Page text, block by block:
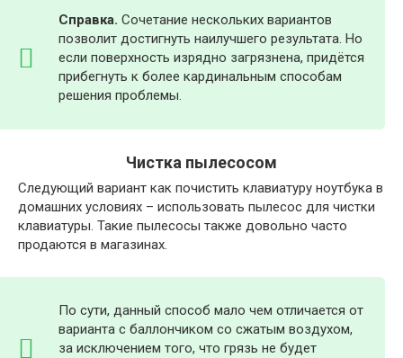
Справка. Сочетание нескольких вариантов
позволит достигнуть наилучшего результата. Но
если поверхность изрядно загрязнена, придётся
прибегнуть к более кардинальным способам
решения проблемы.
Чистка пылесосом
Следующий вариант как почистить клавиатуру ноутбука в
домашних условиях – использовать пылесос для чистки
клавиатуры. Такие пылесосы также довольно часто
продаются в магазинах.
По сути, данный способ мало чем отличается от
варианта с баллончиком со сжатым воздухом,
за исключением того, что грязь не будет